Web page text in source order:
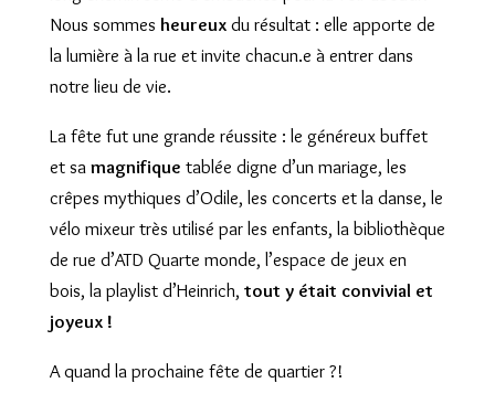
Nous sommes heureuxdu résultat : elle apporte de
la lumière à la rue et invite chacun.e à entrer dans
notre lieu de vie.
La fête fut une grande réussite : le généreux buffet
et sa magnifique tablée digne d’un mariage, les
crêpes mythiques d’Odile, les concerts et la danse, le
vélo mixeur très utilisé par les enfants, la bibliothèque
de rue d’ATD Quarte monde, l’espace de jeux en
bois, la playlist d’Heinrich, tout y était convivial et
joyeux !
A quand la prochaine fête de quartier ?!